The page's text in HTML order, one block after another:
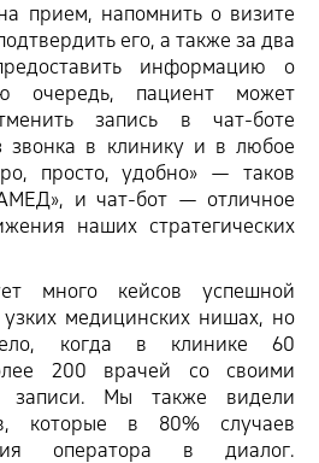
прием, напомнить о визите
его, а также за два
информацию о
очередь, пациент может
запись в чат-боте
звонка в клинику и в любое
просто, удобно» — таков
и чат-бот — отличное
наших стратегических
много кейсов успешной
медицинских нишах, но
когда в клинике 60
200 врачей со своими
записи. Мы также видели
которые в 80% случаев
оператора в диалог.